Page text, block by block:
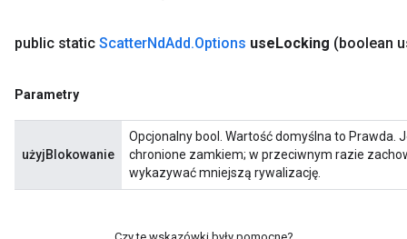
public static ScatterNdAdd.Options useLocking (boolean
Parametry
użyjBlokowanie
Opcjonalny bool. Wartość domyślna to Prawda.
chronione zamkiem; w przeciwnym razie
wykazywać mniejszą rywalizację.